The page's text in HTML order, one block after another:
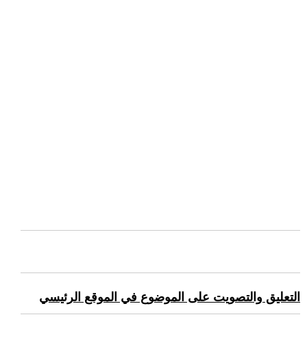
التعليق والتصويت على الموضوع في الموقع الرئيسي